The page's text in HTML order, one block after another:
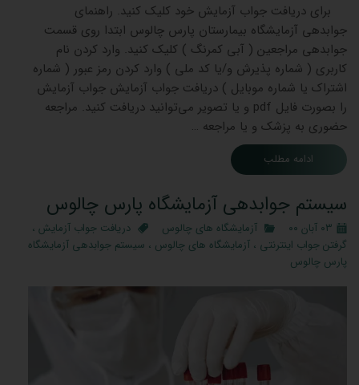
برای دریافت جواب آزمایش خود کلیک کنید. راهنمای
جوابدهی آزمایشگاه بیمارستان پارس چالوس ابتدا روی قسمت
جوابدهی مراجعین ( آبی کمرنگ ) کلیک کنید. وارد کردن نام
کاربری ( شماره پذیرش و/یا کد ملی ) وارد کردن رمز عبور ( شماره
اشتراک یا شماره موبایل ) دریافت جواب آزمایش جواب آزمایش
را بصورت فایل pdf و یا تصویر می‌توانید دریافت کنید. مراجعه
حضوری به پزشک و یا مراجعه …
ادامه مطلب
سیستم جوابدهی آزمایشگاه پارس چالوس
۰۳ آبان ۰۰ آزمایشگاه های چالوس دریافت جواب آزمایش ،
گرفتن جواب اینترنتی ، آزمایشگاه های چالوس ، سیستم جوابدهی آزمایشگاه
پارس چالوس